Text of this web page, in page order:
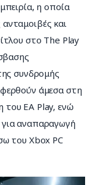
η οποία
και
στο The Play
συνδρομής
άμεσα στη
EA Play, ενώ
αναπαραγωγή
του Xbox PC